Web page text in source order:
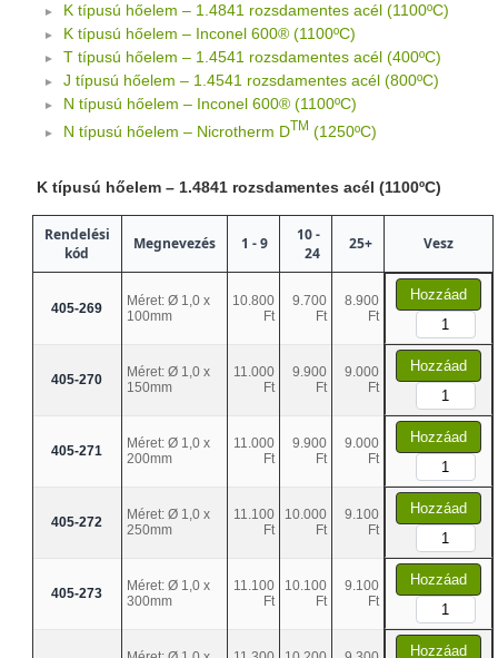
K típusú hőelem – 1.4841 rozsdamentes acél (1100ºC)
K típusú hőelem – Inconel 600® (1100ºC)
T típusú hőelem – 1.4541 rozsdamentes acél (400ºC)
J típusú hőelem – 1.4541 rozsdamentes acél (800ºC)
N típusú hőelem – Inconel 600® (1100ºC)
N típusú hőelem – Nicrotherm DTM (1250ºC)
K típusú hőelem – 1.4841 rozsdamentes acél (1100ºC)
Rendelési
kód
Megnevezés 1 - 9
10 -
24
25+ Vesz
405-269
Méret: Ø 1,0 x
100mm
10.800
Ft
9.700
Ft
8.900
Ft
Hozzáad
405-270
Méret: Ø 1,0 x
150mm
11.000
Ft
9.900
Ft
9.000
Ft
Hozzáad
405-271
Méret: Ø 1,0 x
200mm
11.000
Ft
9.900
Ft
9.000
Ft
Hozzáad
405-272
Méret: Ø 1,0 x
250mm
11.100
Ft
10.000
Ft
9.100
Ft
Hozzáad
405-273
Méret: Ø 1,0 x
300mm
11.100
Ft
10.100
Ft
9.100
Ft
Hozzáad
Hozzáad